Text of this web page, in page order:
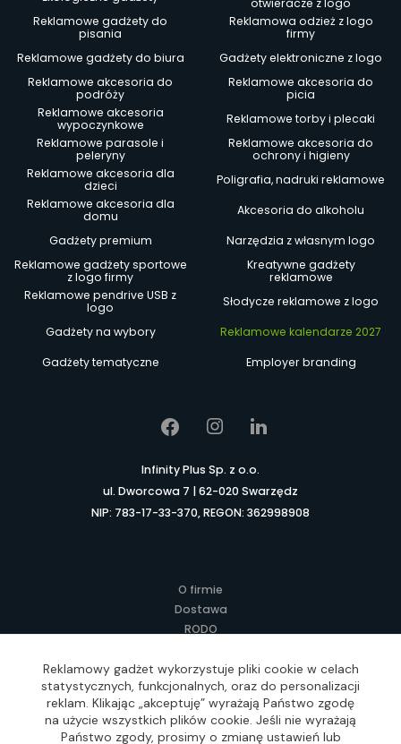
otwieracze z logo
Reklamowe gadżety do
pisania
Reklamowa odzież z logo
firmy
Reklamowe gadżety do biura
Gadżety elektroniczne z logo
Reklamowe akcesoria do
podróży
Reklamowe akcesoria do
picia
Reklamowe akcesoria
wypoczynkowe
Reklamowe torby i plecaki
Reklamowe parasole i
peleryny
Reklamowe akcesoria do
ochrony i higieny
Reklamowe akcesoria dla
dzieci
Poligrafia, nadruki reklamowe
Reklamowe akcesoria dla
domu
Akcesoria do alkoholu
Gadżety premium
Narzędzia z własnym logo
Reklamowe gadżety sportowe
z logo firmy
Kreatywne gadżety
reklamowe
Reklamowe pendrive USB z
logo
Słodycze reklamowe z logo
Gadżety na wybory
Reklamowe kalendarze 2027
Gadżety tematyczne
Employer branding
Infinity Plus Sp. z o.o.
ul. Dworcowa 7 | 62-020 Swarzędz
NIP: 783-17-33-370, REGON: 362998908
O firmie
Dostawa
RODO
Regulamin
Lokalne Gadżety Reklamowe
Jak zamawiać?
Słownik pojęć
Reklamowy gadżet wykorzystuje pliki cookie w celach
statystycznych, funkcjonalnych, oraz do personalizacji
reklam. Klikając „akceptuję” wyrażają Państwo zgodę
na użycie wszystkich plików cookie. Jeśli nie wyrażają
Państwo zgody, prosimy o zmianę ustawień lub